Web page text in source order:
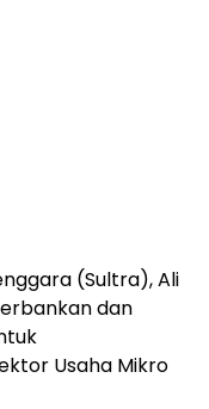
(Sultra), Ali
dan
Usaha Mikro